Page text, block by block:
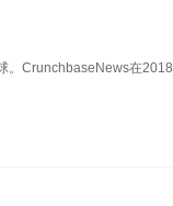
。CrunchbaseNews在